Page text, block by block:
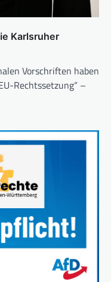
Karlsruher
Vorschriften haben
Rechtssetzung“ –